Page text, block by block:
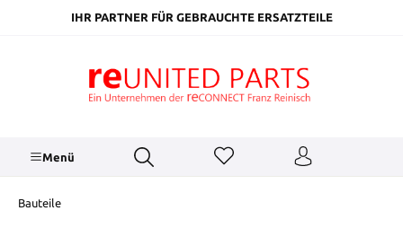
springenIHR PARTNER FÜR GEBRAUCHTE ERSATZTEILE
Menü
Bauteile